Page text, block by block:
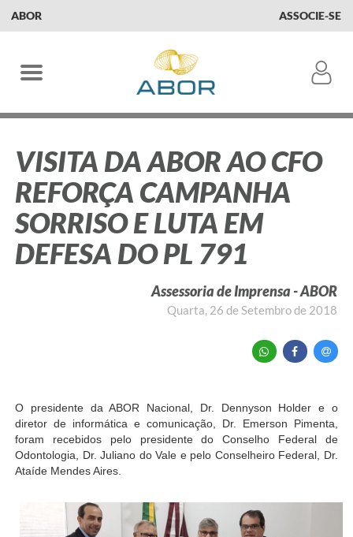
ABOR ASSOCIE-SE
VISITA DA ABOR AO CFO
REFORÇA CAMPANHA
SORRISO E LUTA EM
DEFESA DO PL 791
Assessoria de Imprensa - ABOR
Quarta, 26 de Setembro de 2018
O presidente da ABOR Nacional, Dr. Dennyson Holder e o
diretor de informática e comunicação, Dr. Emerson Pimenta,
foram recebidos pelo presidente do Conselho Federal de
Odontologia, Dr. Juliano do Vale e pelo Conselheiro Federal, Dr.
Ataíde Mendes Aires.